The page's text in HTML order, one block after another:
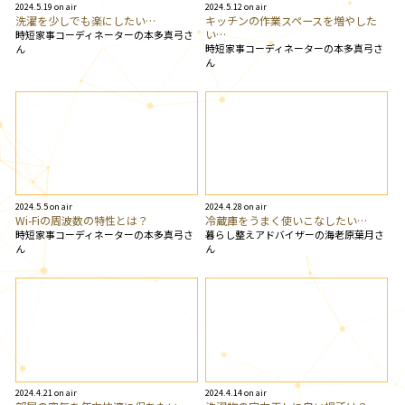
2024.5.19 on air
洗濯を少しでも楽にしたい…
時短家事コーディネーターの本多真弓さ
ん
2024.5.12 on air
キッチンの作業スペースを増やした
い…
時短家事コーディネーターの本多真弓さ
ん
2024.5.5 on air
Wi-Fiの周波数の特性とは？
時短家事コーディネーターの本多真弓さ
ん
2024.4.28 on air
冷蔵庫をうまく使いこなしたい…
暮らし整えアドバイザーの海老原葉月さ
ん
2024.4.21 on air 2024.4.14 on air